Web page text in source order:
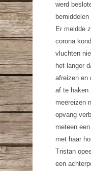
werd
Er meldde
corona
vluchten
het langer
afreizen en
af te
meereizen
opvang
meteen
met haar
Tristan
een